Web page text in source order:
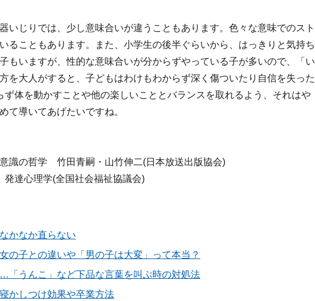
いじりでは、少し意味合いが違うこともあります。色々な意味でのスト
ることもあります。また、小学生の後半ぐらいから、はっきりと気持ち
もいますが、性的な意味合いが分からずやっている子が多いので、「い
を大人がすると、子どもはわけもわからず深く傷ついたり自信を失った
ず体を動かすことや他の楽しいこととバランスを取れるよう、それはや
て導いてあげたいですね。
識の哲学 竹田青嗣・山竹伸二(日本放送出版協会)
達心理学(全国社会福祉協議会)
かなか直らない
の子との違いや「男の子は大変」って本当？
「うんこ」など下品な言葉を叫ぶ時の対処法
かしつけ効果や卒業方法